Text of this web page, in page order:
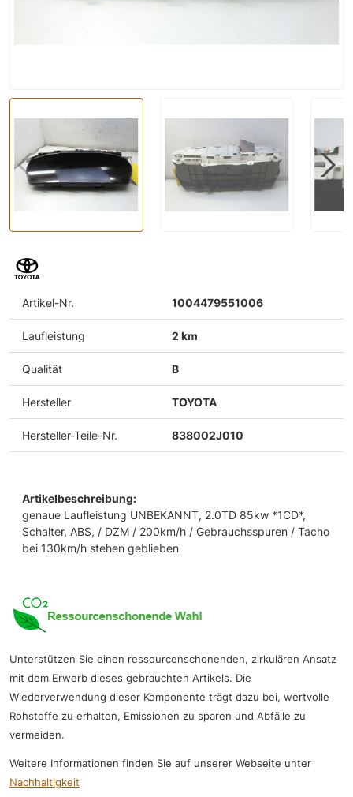
Artikel-Nr. 1004479551006
Laufleistung 2 km
Qualität B
Hersteller TOYOTA
Hersteller-Teile-Nr. 838002J010
Artikelbeschreibung:
genaue Laufleistung UNBEKANNT, 2.0TD 85kw *1CD*,
Schalter, ABS, / DZM / 200km/h / Gebrauchsspuren / Tacho
bei 130km/h stehen geblieben
Unterstützen Sie einen ressourcenschonenden, zirkulären Ansatz
mit dem Erwerb dieses gebrauchten Artikels. Die
Wiederverwendung dieser Komponente trägt dazu bei, wertvolle
Rohstoffe zu erhalten, Emissionen zu sparen und Abfälle zu
vermeiden.
Weitere Informationen finden Sie auf unserer Webseite unter
Nachhaltigkeit